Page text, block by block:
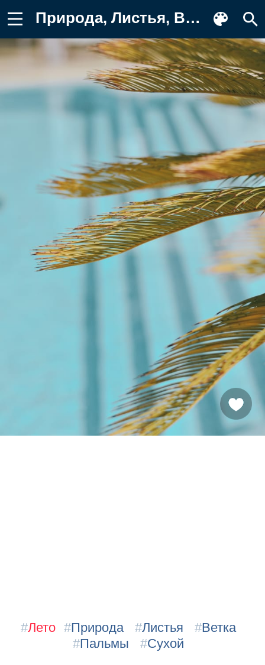
Природа, Листья, Ветка, Пальмы, Сухой Картинка на телефон
#Лето #Природа #Листья #Ветка
#Пальмы #Сухой